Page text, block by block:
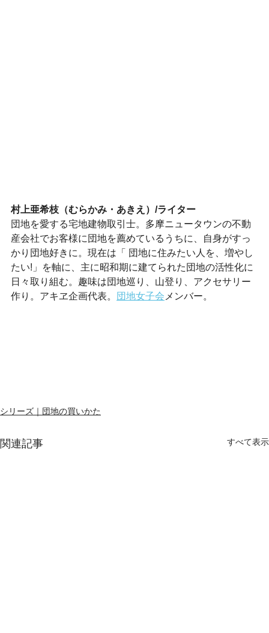
村上亜希枝（むらかみ・あきえ）/ライター
団地を愛する宅地建物取引士。多摩ニュータウンの不動
産会社でお客様に団地を薦めているうちに、自身がすっ
かり団地好きに。現在は「 団地に住みたい人を、増やし
たい!」を軸に、主に昭和期に建てられた団地の活性化に
日々取り組む。趣味は団地巡り、山登り、アクセサリー
作り。アキヱ企画代表。
団地女子会 メンバー。
シリーズ｜団地の買いかた
関連記事 すべて表示